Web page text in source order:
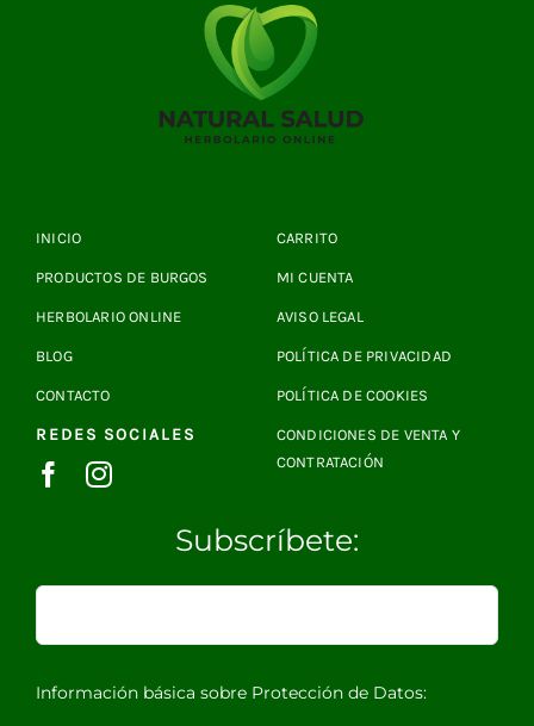
INICIO
PRODUCTOS DE BURGOS
HERBOLARIO ONLINE
BLOG
CONTACTO
REDES SOCIALES
CARRITO
MI CUENTA
AVISO LEGAL
POLÍTICA DE PRIVACIDAD
POLÍTICA DE COOKIES
CONDICIONES DE VENTA Y
CONTRATACIÓN
Subscríbete:
Información básica sobre Protección de Datos: